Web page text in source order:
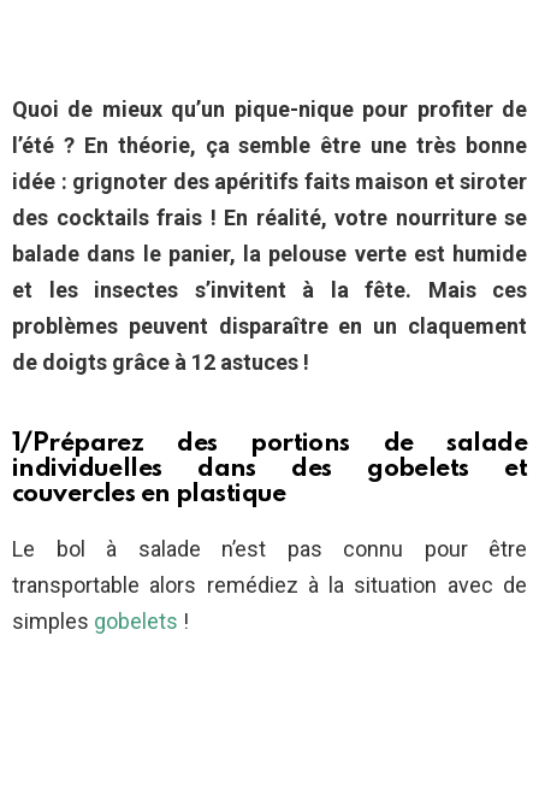
Quoi de mieux qu’un pique-nique pour profiter de
l’été ? En théorie, ça semble être une très bonne
idée : grignoter des apéritifs faits maison et siroter
des cocktails frais ! En réalité, votre nourriture se
balade dans le panier, la pelouse verte est humide
et les insectes s’invitent à la fête. Mais ces
problèmes peuvent disparaître en un claquement
de doigts grâce à 12 astuces !
1/Préparez des portions de salade
individuelles dans des gobelets et
couvercles en plastique
Le bol à salade n’est pas connu pour être
transportable alors remédiez à la situation avec de
simples gobelets !